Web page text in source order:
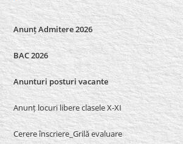
Anunț Admitere 2026
BAC 2026
Anunturi posturi vacante
Anunț locuri libere clasele X-XI
Cerere înscriere_Grilă evaluare